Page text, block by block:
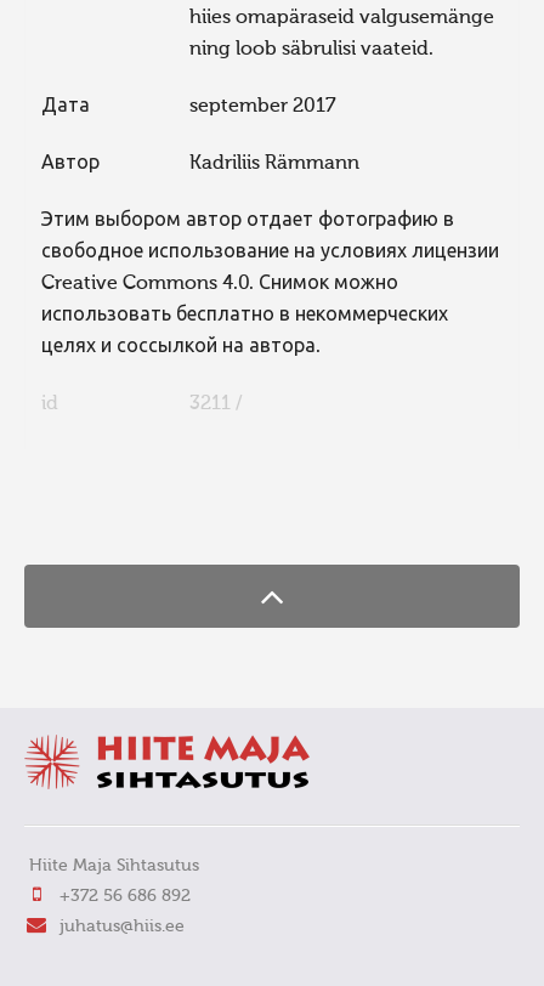
hiies omapäraseid valgusemänge
ning loob säbrulisi vaateid.
Дата september 2017
Автор Kadriliis Rämmann
Этим выбором автор отдает фотографию в
свободное использование на условиях лицензии
Creative Commons 4.0. Снимок можно
использовать бесплатно в некоммерческих
целях и соссылкой на автора.
id 3211 /
Hiite Maja Sihtasutus
+372 56 686 892
juhatus@hiis.ee